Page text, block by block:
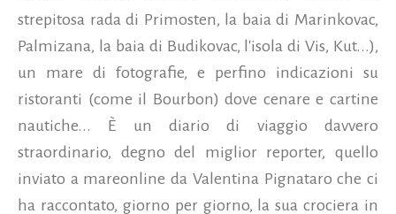
strepitosa rada di Primosten, la baia di Marinkovac,
Palmizana, la baia di Budikovac, l'isola di Vis, Kut...),
un mare di fotografie, e perfino indicazioni su
ristoranti (come il Bourbon) dove cenare e cartine
nautiche... È un diario di viaggio davvero
straordinario, degno del miglior reporter, quello
inviato a mareonline da Valentina Pignataro che ci
ha raccontato, giorno per giorno, la sua crociera in